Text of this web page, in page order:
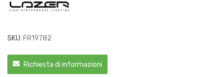
SKU: FR19782
Richiesta di informazioni